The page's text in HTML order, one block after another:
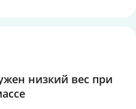
низкий вес при